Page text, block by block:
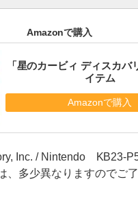
Amazonで購入
「星のカービィ ディスカバ
イテム
Amazonで購入
Inc. / Nintendo KB23-
、多少異なりますのでご